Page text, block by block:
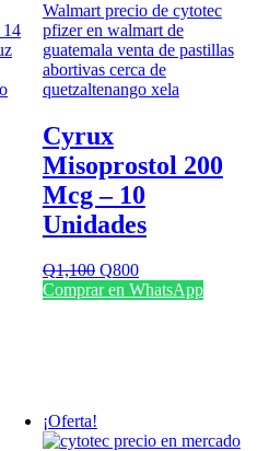
Cyrux
Misoprostol 200
Mcg – 10
Unidades
Q1,100 El
precio
Q800El
precio
Comprar en WhatsApp
¡Oferta!